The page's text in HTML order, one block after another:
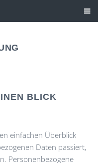
BLICK
einfachen Überblick
Daten passiert,
Personenbezogene